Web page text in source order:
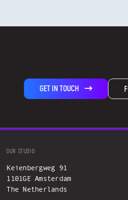
GET IN TOUCH
OUR STUDIO
Keienbergweg 91
1101GE Amsterdam
The Netherlands